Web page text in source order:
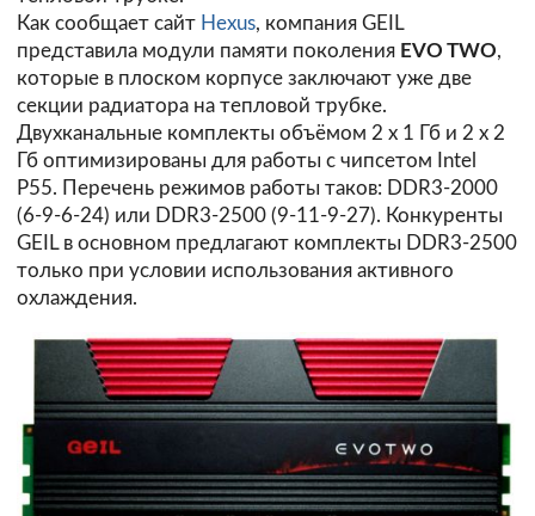
Как сообщает сайт Hexus, компания GEIL
представила модули памяти поколения EVO TWO,
которые в плоском корпусе заключают уже две
секции радиатора на тепловой трубке.
Двухканальные комплекты объёмом 2 х 1 Гб и 2 х 2
Гб оптимизированы для работы с чипсетом Intel
P55. Перечень режимов работы таков: DDR3-2000
(6-9-6-24) или DDR3-2500 (9-11-9-27). Конкуренты
GEIL в основном предлагают комплекты DDR3-2500
только при условии использования активного
охлаждения.